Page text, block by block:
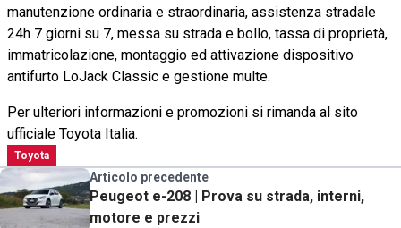
manutenzione ordinaria e straordinaria, assistenza stradale
24h 7 giorni su 7, messa su strada e bollo, tassa di proprietà,
immatricolazione, montaggio ed attivazione dispositivo
antifurto LoJack Classic e gestione multe.
Per ulteriori informazioni e promozioni si rimanda al sito
ufficiale Toyota Italia.
Toyota
Articolo precedente
Peugeot e-208 | Prova su strada, interni,
motore e prezzi